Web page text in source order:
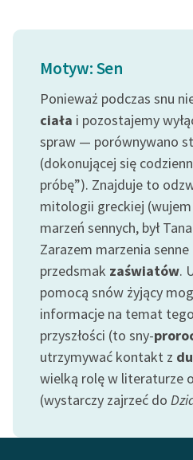
twórców przechodzących
do domeny publicznej,
lektur szkolnych oraz
Starego Testamentu
Odkurzamy bohaterów
Szkoła Poezji Wolnych
Lektur
O nas
Kontakt
O projekcie
Zespół
Zasady wykorzystania
Motyw: Sen
Ponieważ podczas snu
ciała i pozostajemy
spraw — porównywano
(dokonującej się
próbę”). Znajduje to
mitologii greckiej
marzeń sennych, był
Zarazem marzenia senne
przedsmak zaświatów.
pomocą snów żyjący
informacje na temat
przyszłości (to sny-
utrzymywać kontakt z
wielką rolę w literaturze
(wystarczy zajrzeć do